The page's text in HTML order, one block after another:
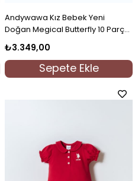
Andywawa Kız Bebek Yeni
Doğan Megical Butterfly 10 Parça
₺3.349,00
Sepete Ekle